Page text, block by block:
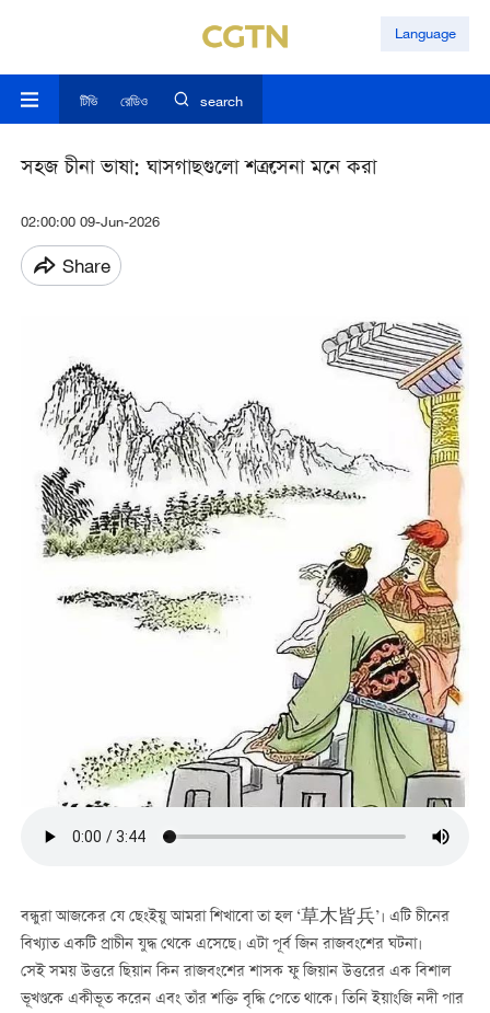
Language
টিভি রেডিও search
সহজ চীনা ভাষা: ঘাসগাছগুলো শত্রুসেনা মনে করা
02:00:00 09-Jun-2026
Share
বন্ধুরা আজকের যে ছেংইয়ু আমরা শিখাবো তা হল ‘草木皆兵’। এটি চীনের
বিখ্যাত একটি প্রাচীন যুদ্ধ থেকে এসেছে। এটা পূর্ব জিন রাজবংশের ঘটনা।
সেই সময় উত্তরে ছিয়ান কিন রাজবংশের শাসক ফু জিয়ান উত্তরের এক বিশাল
ভূখণ্ডকে একীভূত করেন এবং তাঁর শক্তি বৃদ্ধি পেতে থাকে। তিনি ইয়াংজি নদী পার